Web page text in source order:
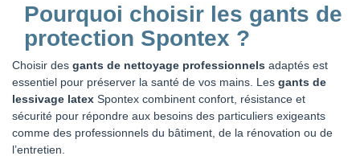
Pourquoi choisir les gants de
protection Spontex ?
Choisir des gants de nettoyage professionnels adaptés est
essentiel pour préserver la santé de vos mains. Les gants de
lessivage latex Spontex combinent confort, résistance et
sécurité pour répondre aux besoins des particuliers exigeants
comme des professionnels du bâtiment, de la rénovation ou de
l’entretien.